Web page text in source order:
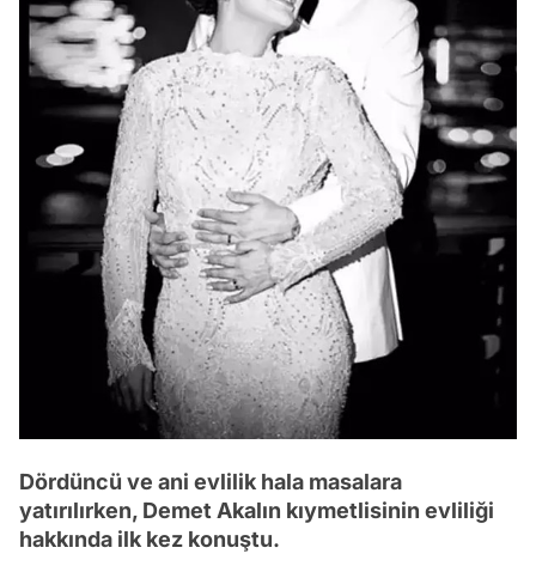
Dördüncü ve ani evlilik hala masalara
yatırılırken, Demet Akalın kıymetlisinin evliliği
hakkında ilk kez konuştu.